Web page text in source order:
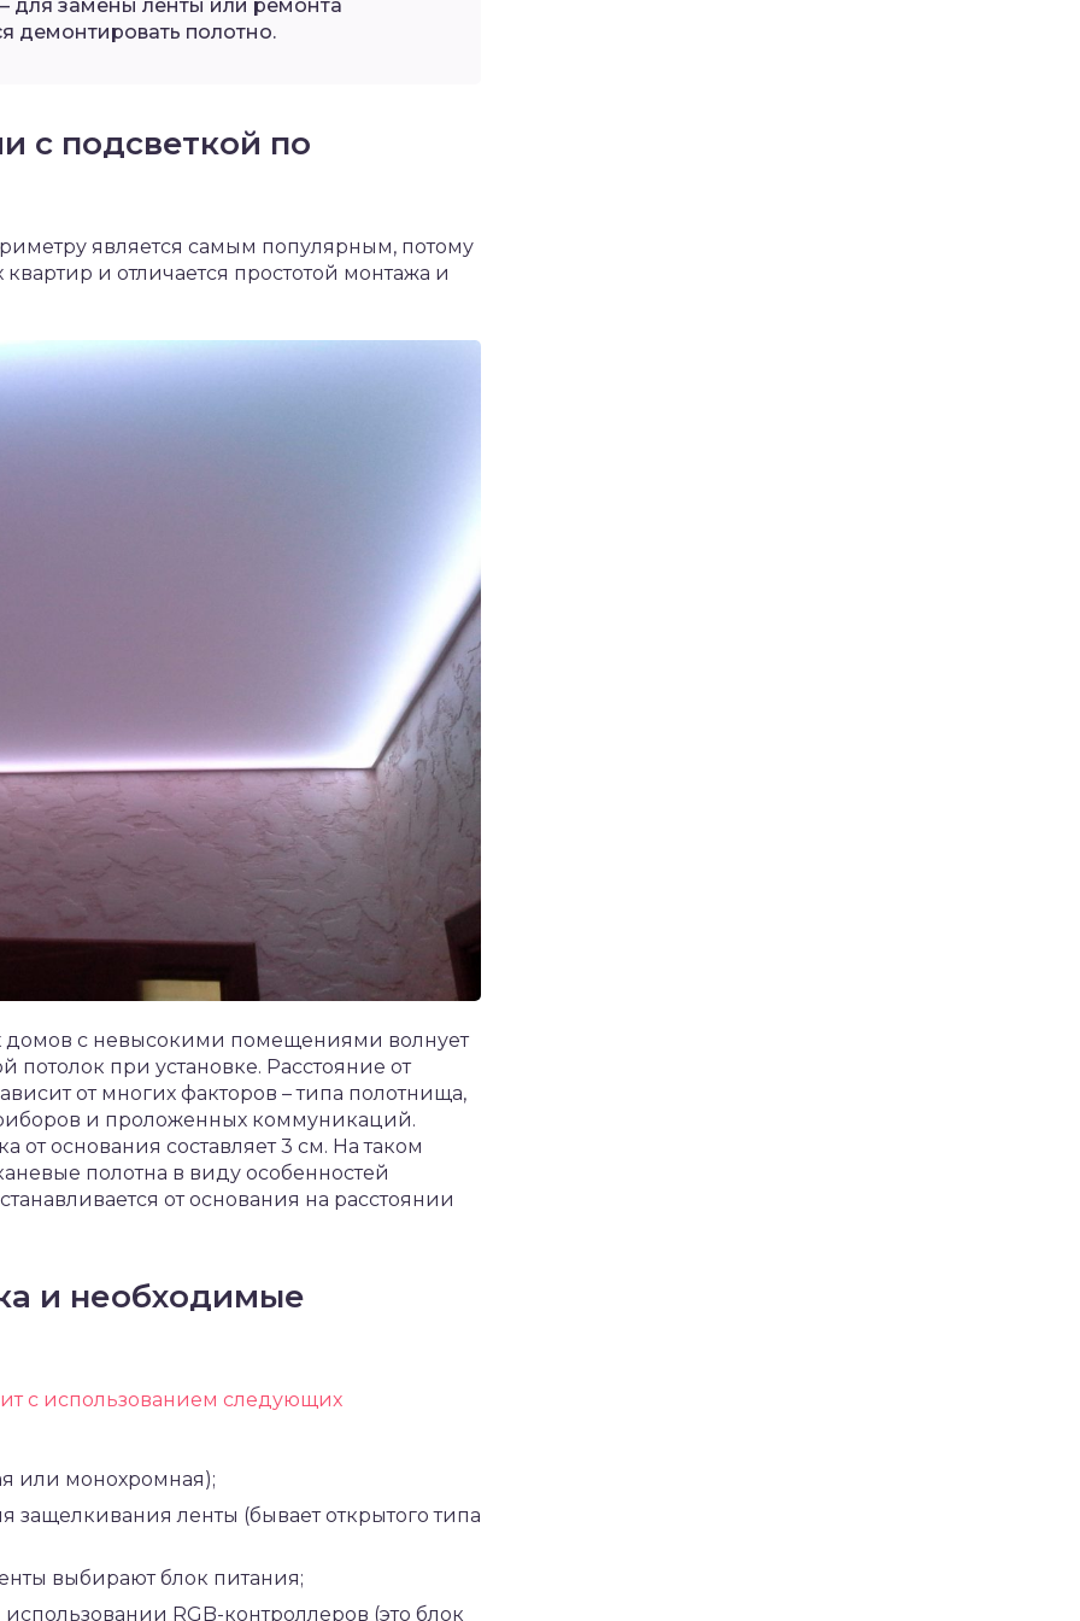
для замены ленты или ремонта
демонтировать полотно.
с подсветкой по
является самым популярным, потому
и отличается простотой монтажа и
домов с невысокими помещениями волнует
потолок при установке. Расстояние от
от многих факторов – типа полотнища,
и проложенных коммуникаций.
от основания составляет 3 см. На таком
полотна в виду особенностей
от основания на расстоянии
и необходимые
с использованием следующих
или монохромная);
ленты (бывает открытого типа
выбирают блок питания;
RGB-контроллеров (это блок